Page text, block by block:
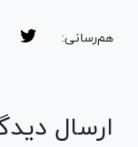
هم‌رسانی:
ارسال